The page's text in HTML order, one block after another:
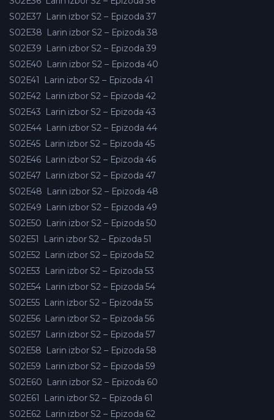
S02E37 Larin izbor S2 – Epizoda 37
S02E38 Larin izbor S2 – Epizoda 38
S02E39 Larin izbor S2 – Epizoda 39
S02E40 Larin izbor S2 – Epizoda 40
S02E41
Larin izbor S2 – Epizoda 41
S02E42 Larin izbor S2 – Epizoda 42
S02E43 Larin izbor S2 – Epizoda 43
S02E44 Larin izbor S2 – Epizoda 44
S02E45 Larin izbor S2 – Epizoda 45
S02E46 Larin izbor S2 – Epizoda 46
S02E47 Larin izbor S2 – Epizoda 47
S02E48 Larin izbor S2 – Epizoda 48
S02E49 Larin izbor S2 – Epizoda 49
S02E50 Larin izbor S2 – Epizoda 50
S02E51
Larin izbor S2 – Epizoda 51
S02E52 Larin izbor S2 – Epizoda 52
S02E53 Larin izbor S2 – Epizoda 53
S02E54 Larin izbor S2 – Epizoda 54
S02E55 Larin izbor S2 – Epizoda 55
S02E56 Larin izbor S2 – Epizoda 56
S02E57 Larin izbor S2 – Epizoda 57
S02E58 Larin izbor S2 – Epizoda 58
S02E59 Larin izbor S2 – Epizoda 59
S02E60 Larin izbor S2 – Epizoda 60
S02E61
Larin izbor S2 – Epizoda 61
S02E62 Larin izbor S2 – Epizoda 62